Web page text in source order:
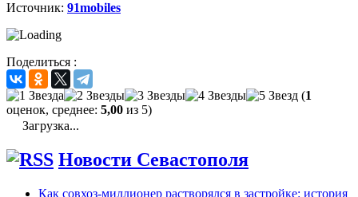
Источник: 91mobiles
Поделиться :
(1
оценок, среднее: 5,00 из 5)
Загрузка...
Новости Севастополя
Как совхоз-миллионер растворялся в застройке: история